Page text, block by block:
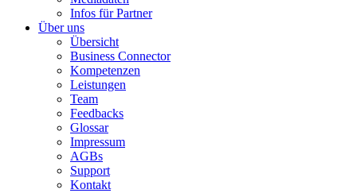
Infos für Partner
Über uns
Übersicht
Business Connector
Kompetenzen
Leistungen
Team
Feedbacks
Glossar
Impressum
AGBs
Support
Kontakt